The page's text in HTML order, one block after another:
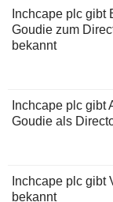
Inchcape plc
Goudie zum
bekannt
Inchcape plc
Goudie als
Inchcape plc gibt
bekannt